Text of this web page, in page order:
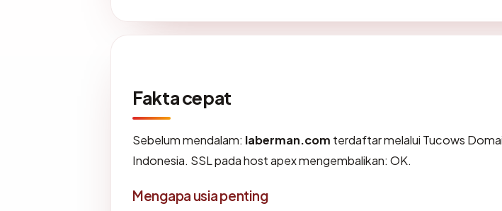
Fakta cepat
Sebelum mendalam: laberman.com terdaftar melalui Tucows
Indonesia. SSL pada host apex mengembalikan: OK.
Mengapa usia penting